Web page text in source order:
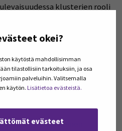
okei?
käytöstä mahdollisimman
tilastollisiin tarkoituksiin, ja osa
palveluihin. Valitsemalla
käytön. Lisätietoa evästeistä.
evästeet
klusterien rooli
turvallisuuden edistäjinä.
voidaan rakentaa
kilpailukykyä.
ja pitkäjänteinen